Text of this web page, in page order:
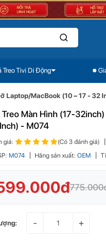
Treo Tivi Di Động
Giá Treo Màn Hình (17-32inch) Kèm Giá Đỡ Laptop/MacBook (10 – 17 - 32 Inch) - M074
Laptop/MacBook (10 – 17 - 32
Treo Màn Hình (17-
- M074
giá: (Có 3 đánh giá)
M074 Hãng sản xuất: OEM
- +